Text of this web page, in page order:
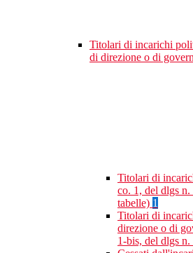
Titolari di incarichi
di direzione o di
Titolari di
co. 1, del dlgs
tabelle) 1
Titolari di
direzione o di
1-bis, del dlgs